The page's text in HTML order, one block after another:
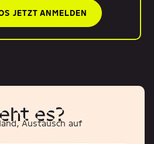
JETZT ANMELDEN
es?
Austausch auf